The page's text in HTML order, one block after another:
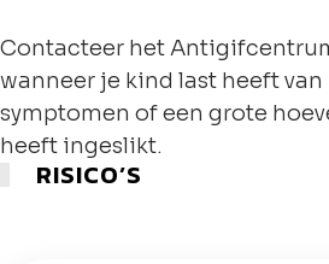
Contacteer het
wanneer je kind last heeft
symptomen of een grote
heeft ingeslikt.
RISICO’S